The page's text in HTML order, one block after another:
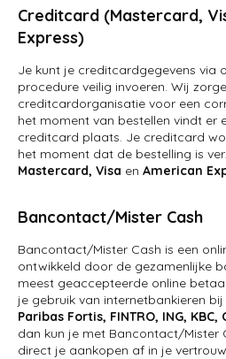
Creditcard (Mastercard,
Express)
Je kunt je creditcardgegevens via
procedure veilig invoeren. Wij
creditcardorganisatie voor een
het moment van bestellen vindt er
creditcard plaats. Je creditcard
het moment dat de bestelling is
Mastercard, Visa en American
Bancontact/Mister Cash
Bancontact/Mister Cash is een
ontwikkeld door de gezamenlijke
meest geaccepteerde online
je gebruik van internetbankieren bij
Paribas Fortis, FINTRO, ING,
dan kun je met Bancontact/Mister
direct je aankopen af in je